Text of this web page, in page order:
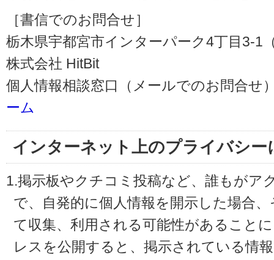
［書信でのお問合せ］
栃木県宇都宮市インターパーク4丁目3-1
株式会社 HitBit
個人情報相談窓口（メールでのお問合せ
ーム
インターネット上のプライバシー
1.掲示板やクチコミ投稿など、誰もがア
で、自発的に個人情報を開示した場合
て収集、利用される可能性があること
レスを公開すると、掲示されている情